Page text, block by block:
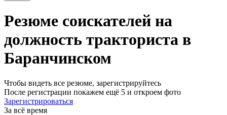
Резюме соискателей на
должность тракториста в
Баранчинском
Чтобы видеть все резюме, зарегистрируйтесь
После регистрации покажем ещё 5 и откроем фото
Зарегистрироваться
За всё время